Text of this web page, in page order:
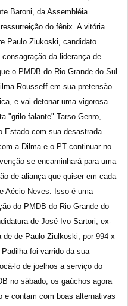
Baroni, da Assembléia
do fênix. A vitória
Paulo Ziukoski, candidato
da liderança de
o PMDB do Rio Grande do Sul
Rousseff em sua pretensão
e vai detonar uma vigorosa
"grilo falante" Tarso Genro,
Estado com sua desastrada
a Dilma e o PT continuar no
se encaminhará para uma
de aliança que quiser em cada
Aécio Neves. Isso é uma
do PMDB do Rio Grande do
de José Ivo Sartori, ex-
de Paulo Ziulkoski, por 994 x
foi varrido da sua
lo de joelhos a serviço do
no sábado, os gaúchos agora
e contam com boas alternativas